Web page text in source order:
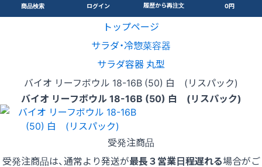
商品検索 ログイン 履歴から再注文
0円
トップページ
サラダ・冷惣菜容器
サラダ容器 丸型
バイオ リーフボウル 18-16B (50) 白 (リスパック)
バイオ リーフボウル 18-16B (50) 白 (リスパック)
受発注商品
受発注商品は、通常より発送が最長３営業日程遅れる場合がご